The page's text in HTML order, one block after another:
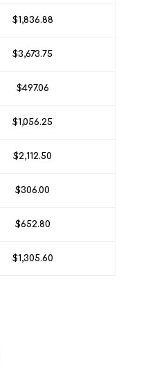
$1,836.88
$3,673.75
$497.06
$1,056.25
$2,112.50
$306.00
$652.80
$1,305.60